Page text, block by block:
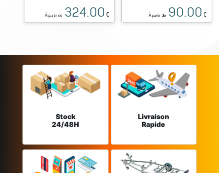
À partir de 324.00 € À partir de 90.00 €
Stock
24/48H
Livraison
Rapide